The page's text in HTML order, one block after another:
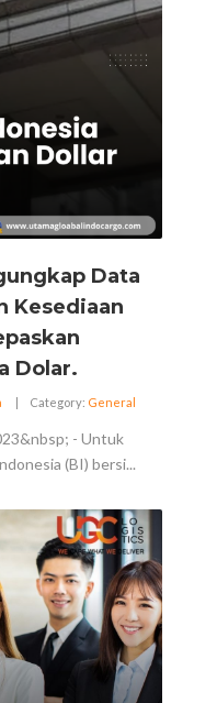
Data
Kesediaan
Dolar.
| Category: General
- Untuk
(BI) bersi...